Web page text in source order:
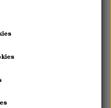
SORTIMENT